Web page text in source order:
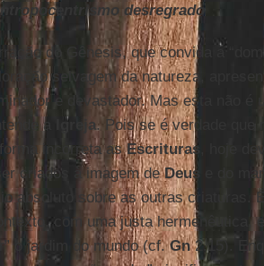
desregrado
do Gênesis, que convida a
selvagem da natureza,
e devastador. Mas esta não é
a Igreja. Pois se é verdade que
forma incorreta asEscrituras
, hoje
criados à imagem deDeus
e do
absoluto sobre as outras criaturas.
com uma justa hermenêutica,
o jardim do mundo (cf.Gn2,15).